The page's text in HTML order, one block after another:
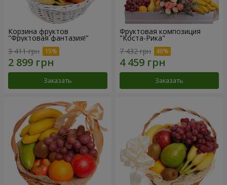
Корзина фруктов
"Фруктовая фантазия!"
3 411 грн
Заказать
Фруктовая композиция
"Коста-Рика"
7 432 грн
Заказать